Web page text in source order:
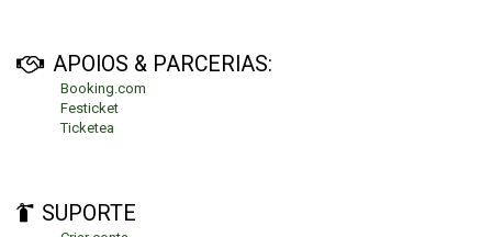
APOIOS & PARCERIAS:
Booking.com
Festicket
Ticketea
SUPORTE